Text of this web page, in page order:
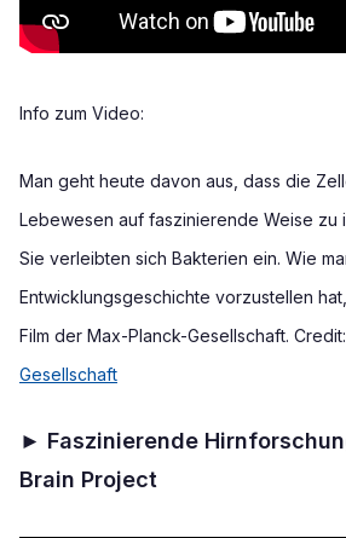
Info zum Video:
Man geht heute davon aus, dass die
Lebewesen auf faszinierende Weise zu
Sie verleibten sich Bakterien ein. Wie
Entwicklungsgeschichte vorzustellen
Film der Max-Planck-Gesellschaft. Credit:
Gesellschaft
► Faszinierende
Brain Project